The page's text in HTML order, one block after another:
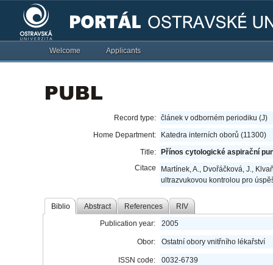
Welcome Applicants
Record type: článek v odborném periodiku (J)
Home Department:
Katedra interních oborů (11300)
Title:
Přínos cytologické aspirační
Citace
Martínek, A., Dvořáčková, J.,
ultrazvukovou kontrolou pro
Biblio Abstract References RIV
Publication year: 2005
Obor: Ostatní obory vnitřního lékařství
ISSN code: 0032-6739